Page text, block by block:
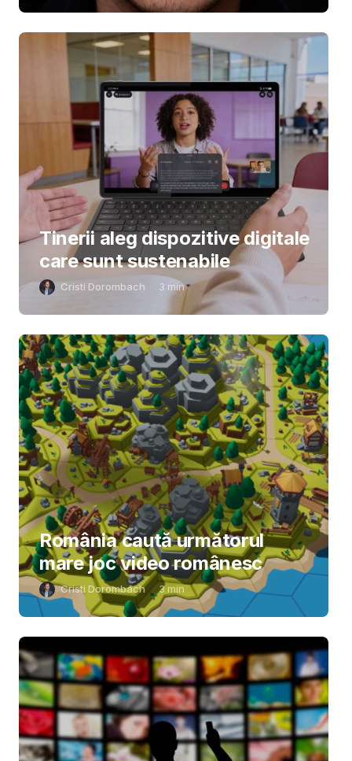
Tinerii aleg dispozitive digitale
care sunt sustenabile
Cristi Dorombach 3 min
România caută următorul
mare joc video românesc
Cristi Dorombach 3min